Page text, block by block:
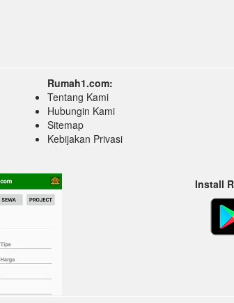
Rumah1.com:
Tentang Kami
Hubungin Kami
Sitemap
Kebijakan Privasi
Install